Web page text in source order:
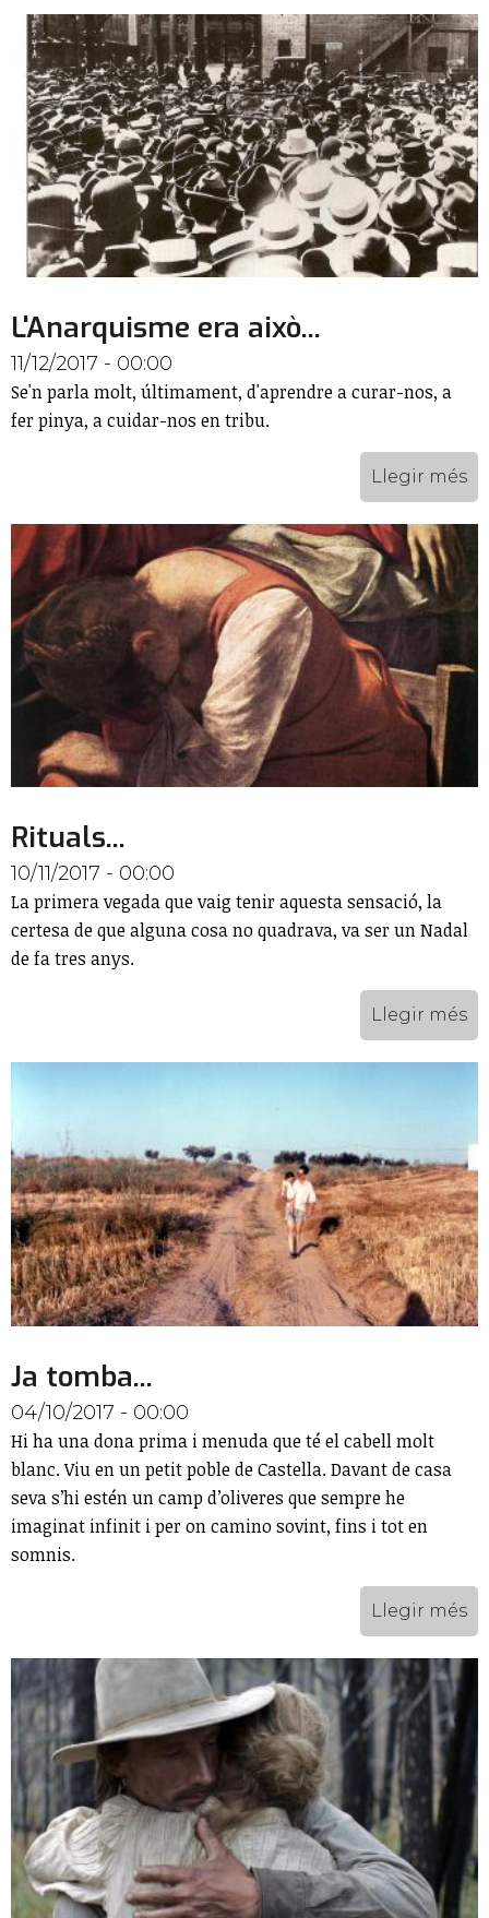
L'Anarquisme era això...
11/12/2017 - 00:00
Se'n parla molt, últimament, d'aprendre a curar-nos, a
fer pinya, a cuidar-nos en tribu.
Llegir més
Rituals...
10/11/2017 - 00:00
La primera vegada que vaig tenir aquesta sensació, la
certesa de que alguna cosa no quadrava, va ser un Nadal
de fa tres anys.
Llegir més
Ja tomba...
04/10/2017 - 00:00
Hi ha una dona prima i menuda que té el cabell molt
blanc. Viu en un petit poble de Castella. Davant de casa
seva s’hi estén un camp d’oliveres que sempre he
imaginat infinit i per on camino sovint, fins i tot en
somnis.
Llegir més